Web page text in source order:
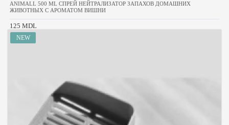
ANIMALL 500 ML СПРЕЙ НЕЙТРАЛИЗАТОР ЗАПАХОВ ДОМАШНИХ
ЖИВОТНЫХ С АРОМАТОМ ВИШНИ
125 MDL